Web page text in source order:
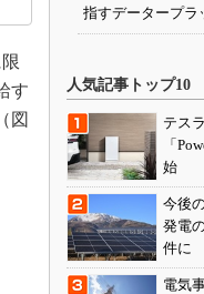
す
図
指すデータープラ
人気記事トップ10
テス
「
始
今後
発電
件に
電気